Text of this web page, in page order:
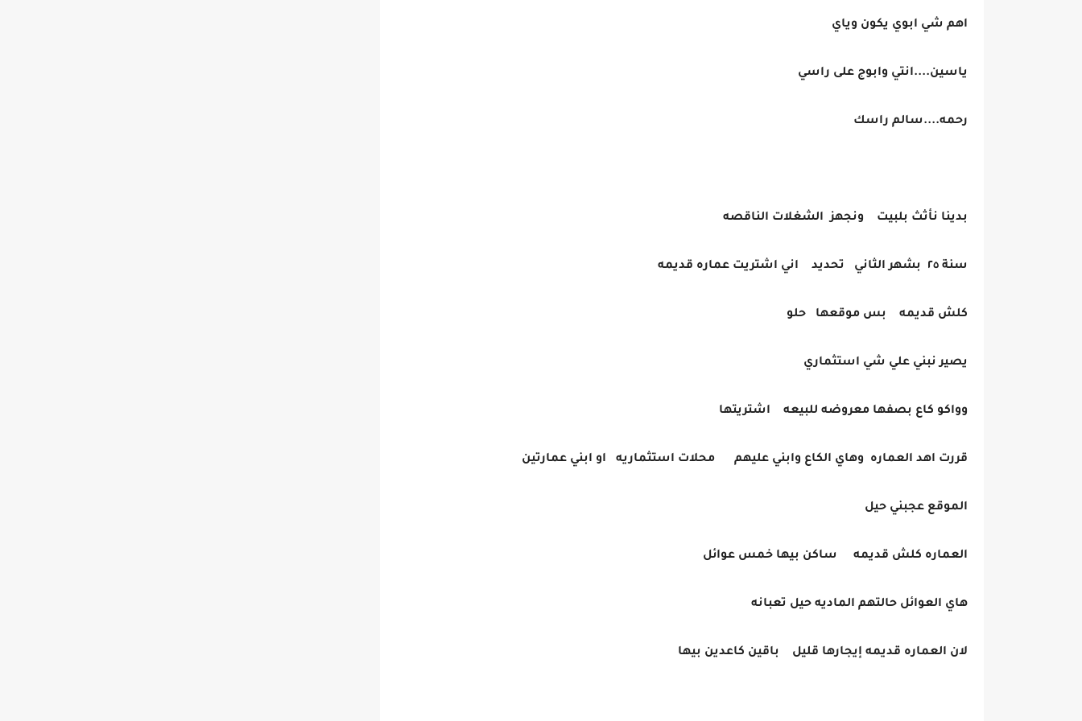
اهم شي ابوي يكون وياي
ياسين....انتي وابوج على راسي
رحمه....سالم راسك
بدينا نأثث بلبيت ونجهز الشغلات الناقصه
سنة ٢٥ بشهر الثاني تحديد اني اشتريت عماره قديمه
كلش قديمه بس موقعها حلو
يصير نبني علي شي استثماري
وواكو كاع بصفها معروضه للبيعه اشتريتها
قررت اهد العماره وهاي الكاع وابني عليهم محلات استثماريه او ابني عمارتين
الموقع عجبني حيل
العماره كلش قديمه ساكن بيها خمس عوائل
هاي العوائل حالتهم الماديه حيل تعبانه
لان العماره قديمه إيجارها قليل باقين كاعدين بيها